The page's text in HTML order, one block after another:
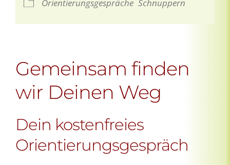
Orientierungsgespräche Schnuppern
Gemeinsam finden
wir Deinen Weg
Dein kostenfreies
Orientierungsgespräch